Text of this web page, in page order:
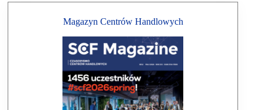
Magazyn Centrów Handlowych